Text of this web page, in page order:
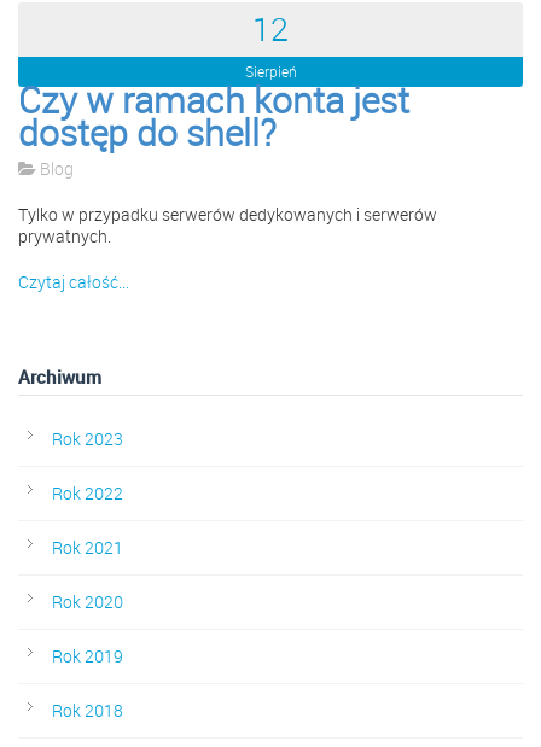
12
Sierpień
Czy w ramach konta jest
dostęp do shell?
Blog
Tylko w przypadku serwerów dedykowanych i serwerów
prywatnych.
Czytaj całość...
Archiwum
Rok 2023
Rok 2022
Rok 2021
Rok 2020
Rok 2019
Rok 2018